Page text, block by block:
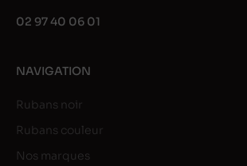
02 97 40 06 01
NAVIGATION
Rubans noir
Rubans couleur
Nos marques